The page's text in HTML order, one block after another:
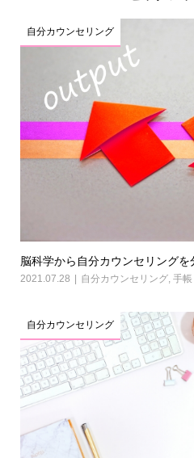
自分カウンセリング
脳科学から自分カウンセリング
2021.07.28 自分カウンセリング, 手
自分カウンセリング